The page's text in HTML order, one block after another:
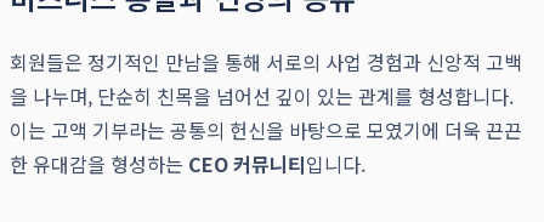
회원들은 정기적인 만남을 통해 서로의 사업 경험과 신앙적 고백
을 나누며, 단순히 친목을 넘어선 깊이 있는 관계를 형성합니다.
이는 고액 기부라는 공통의 헌신을 바탕으로 모였기에 더욱 끈끈
한 유대감을 형성하는 CEO 커뮤니티입니다.